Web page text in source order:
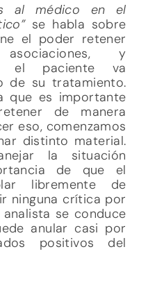
al médico en el
se habla sobre
el poder retener
y
el paciente va
de su tratamiento.
que es importante
de manera
eso, comenzamos
distinto material.
la situación
de que el
libremente de
ninguna crítica por
se conduce
anular casi por
positivos del